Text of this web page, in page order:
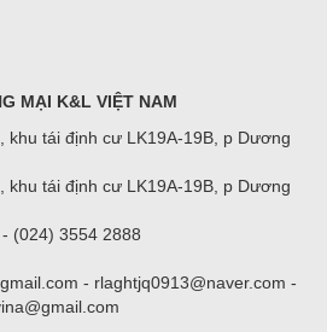
MẠI K&L VIỆT NAM
khu tái định cư LK19A-19B, p Dương
khu tái định cư LK19A-19B, p Dương
(024) 3554 2888
- rlaghtjq0913@naver.com -